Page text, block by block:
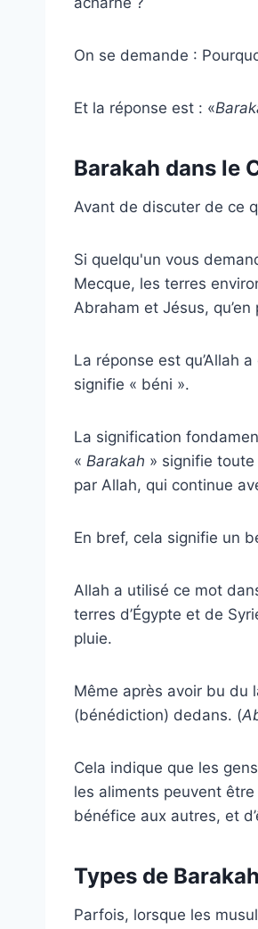
On se demande :
Et la réponse est : «
Barakah dans le
Avant de discuter de ce
Si quelqu'un vous
Mecque, les terres
Abraham et Jésus,
La réponse est qu’Allah
signifie « béni ».
La signification
« Barakah » signifie
par Allah, qui continue
En bref, cela signifie un
Allah a utilisé ce mot
terres d’Égypte et de
pluie.
Même après avoir bu du
(bénédiction) dedans. (
Cela indique que les
les aliments peuvent
bénéfice aux autres, et
Types de Barakah
Parfois, lorsque les